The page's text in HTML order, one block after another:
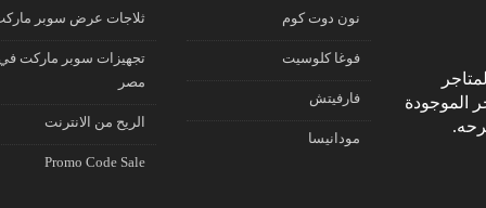
الموجودة
نون دوت كوم
فوغا كلوسيت
فارفيتش
مودانيسا
ثلاجات عرض سوبر
تجهيزات سوبر ماركت في
مصر
الريح من الانترنت
Promo Code Sale